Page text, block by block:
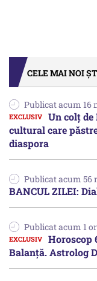
CELE MAI NOI
Publicat acum 16
Un colț de
cultural care
diaspora
Publicat acum 56
BANCUL ZILEI:
Publicat acum 1
Horoscop
Balanță. Astrolog